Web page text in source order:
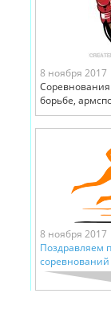
8 ноября 2017
Соревнования
борьбе,
8 ноября 2017
Поздравляем
соревнований